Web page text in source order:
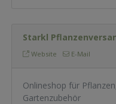
Starkl
Website E-Mail
Onlineshop für
Gartenzubehör